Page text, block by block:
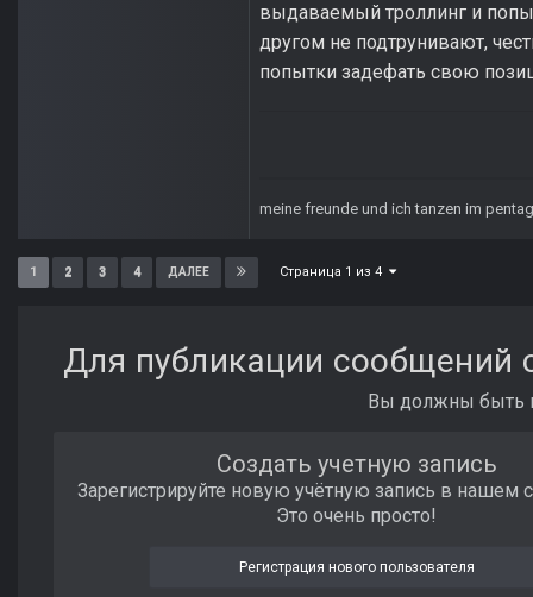
выдаваемый троллинг и
другом не подтрунивают,
попытки задефать свою
meine freunde und ich tanzen im
1 2 3 4 ДАЛЕЕ Страница 1 из 4
Для публикации сообщений
Вы должны быть
Создать учетную запись
Зарегистрируйте новую учётную запись в нашем
Это очень просто!
Регистрация нового пользователя